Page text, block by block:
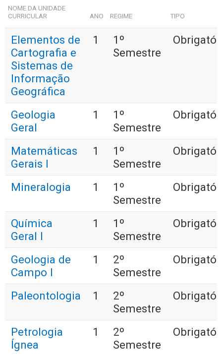
NOME DA UNIDADE
CURRICULAR
ANO REGIME TIPO
Elementos de
Cartografia e
Sistemas de
Informação
Geográfica
1
1º
Semestre
Geologia
Geral
1
1º
Semestre
Matemáticas
Gerais I
1
1º
Semestre
Mineralogia 1
1º
Semestre
Química
Geral I
1
1º
Semestre
Geologia de
Campo I
1
2º
Semestre
Paleontologia 1
2º
Semestre
Petrologia
Ígnea
1
2º
Semestre